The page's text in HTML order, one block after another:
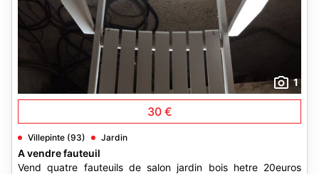
1
30 €
Villepinte (93) Jardin
A vendre fauteuil
Vend quatre fauteuils de salon jardin bois hetre 20euros